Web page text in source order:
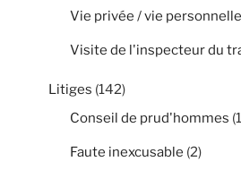
Vie privée / vie
Visite de l'inspecteur du
Litiges (142)
Conseil de prud'hommes
Faute inexcusable (2)